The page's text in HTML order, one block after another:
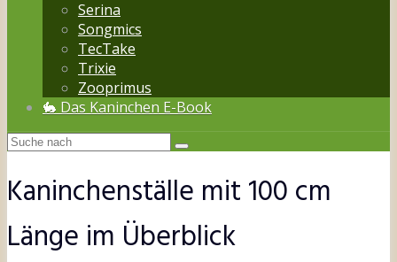
Serina
Songmics
TecTake
Trixie
Zooprimus
🐇 Das Kaninchen E-Book
Kaninchenställe mit 100 cm
Länge im Überblick